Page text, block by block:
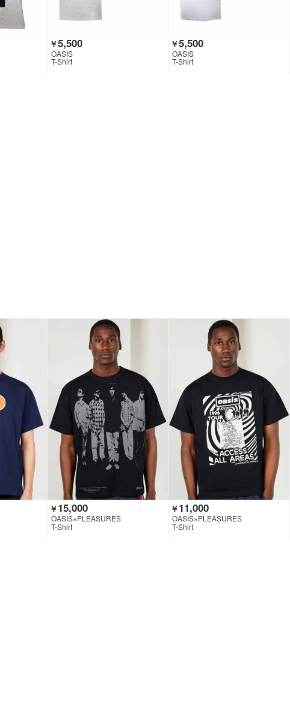
￥5,500
OASIS
T-Shirt
￥5,500
OASIS
T-Shirt
￥15,000
OASIS×PLEASURES
T-Shirt
￥11,000
OASIS×PLEASURES
T-Shirt